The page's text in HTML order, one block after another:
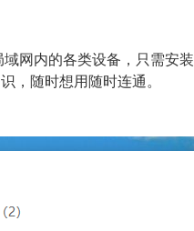
网内的各类设备，只需安
，随时想用随时连通。